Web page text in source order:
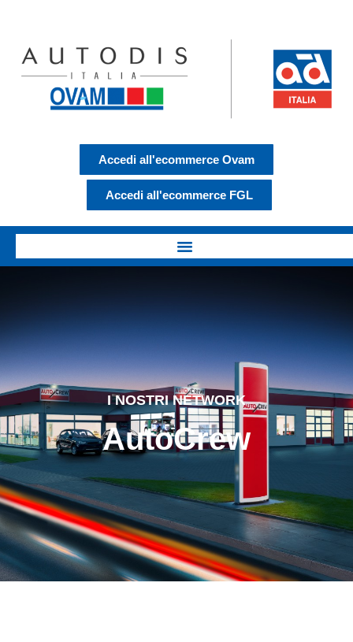
Accedi all'ecommerce Ovam
Accedi all'ecommerce FGL
I NOSTRI NETWORK
AutoCrew